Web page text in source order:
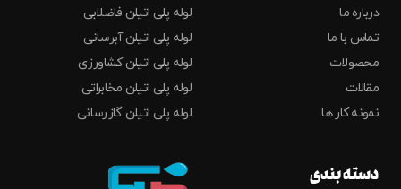
درباره ما
تماس با ما
محصولات
مقالات
نمونه کار ها
لوله پلی اتیلن فاضلابی
لوله پلی اتیلن آبرسانی
لوله پلی اتیلن کشاورزی
لوله پلی اتیلن مخابراتی
لوله پلی اتیلن گازرسانی
دسته بندی